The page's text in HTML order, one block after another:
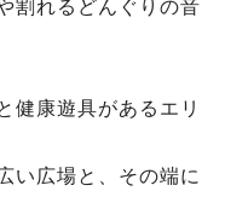
割れるどんぐりの音
健康遊具があるエリ
い広場と、その端に